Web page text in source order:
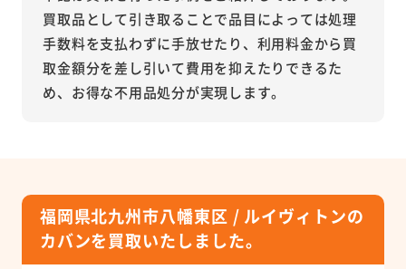
買取品として引き取ることで品目によっては処理
手数料を支払わずに手放せたり、利用料金から買
取金額分を差し引いて費用を抑えたりできるた
め、お得な不用品処分が実現します。
福岡県北九州市八幡東区 / ルイヴィトンの
カバンを買取いたしました。